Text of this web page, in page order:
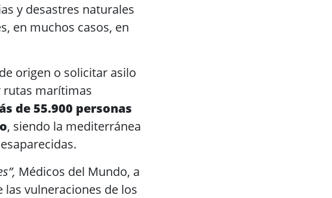
y desastres naturales
en muchos casos, en
origen o solicitar asilo
rutas marítimas
de 55.900 personas
, siendo la mediterránea
Médicos del Mundo, a
vulneraciones de los